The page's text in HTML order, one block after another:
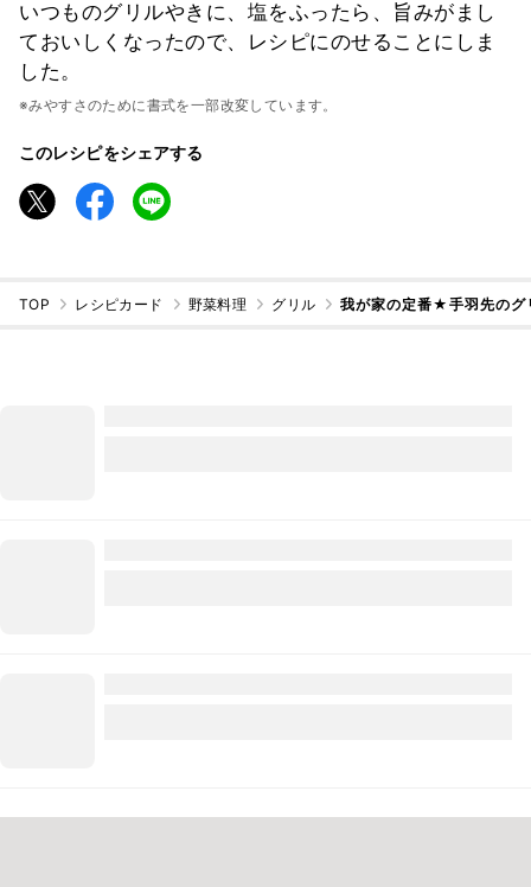
いつものグリルやきに、塩をふったら、旨みがまし
ておいしくなったので、レシピにのせることにしま
した。
※みやすさのために書式を一部改変しています。
このレシピをシェアする
TOP レシピカード 野菜料理 グリル 我が家の定番★手羽先のグ